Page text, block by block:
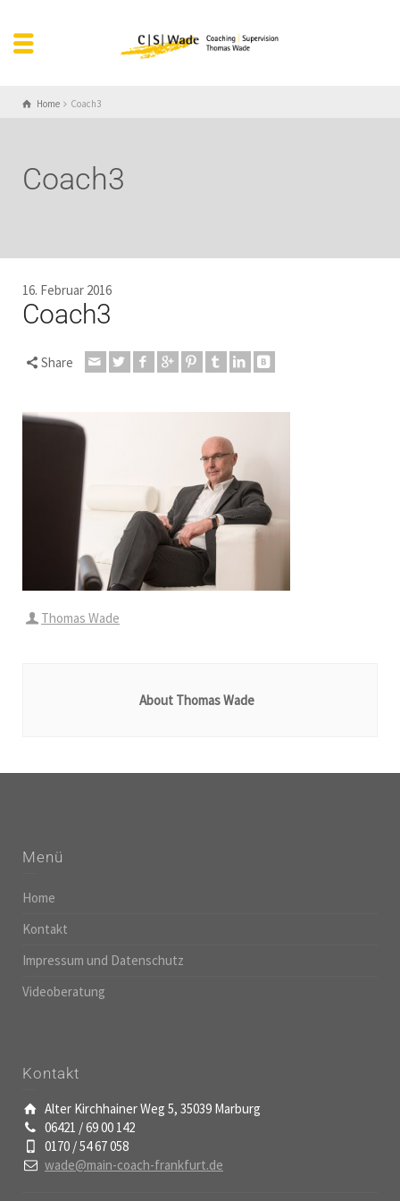
Home Coach3
Coach3
16. Februar 2016
Coach3
Share
Thomas Wade
About Thomas Wade
Menü
Home
Kontakt
Impressum und Datenschutz
Videoberatung
Kontakt
Alter Kirchhainer Weg 5, 35039 Marburg
06421 / 69 00 142
0170 / 54 67 058
wade@main-coach-frankfurt.de